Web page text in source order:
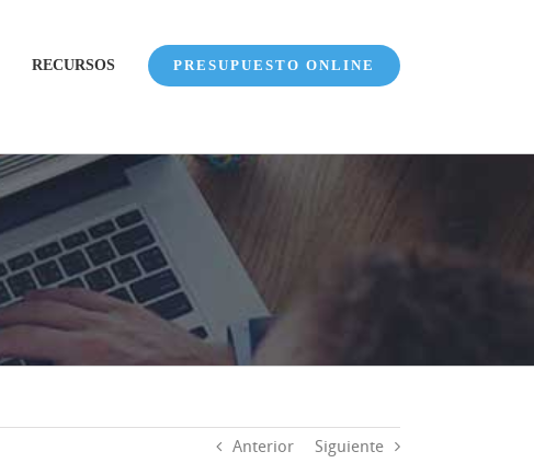
RECURSOS PRESUPUESTO ONLINE
Anterior Siguiente